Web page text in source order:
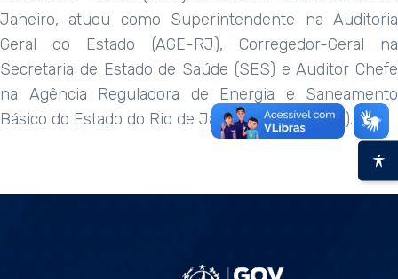
Janeiro, atuou como Superintendente na Auditoria
Geral do Estado (AGE-RJ), Corregedor-Geral na
Secretaria de Estado de Saúde (SES) e Auditor Chefe
na Agência Reguladora de Energia e Saneamento
Básico do Estado do Rio de Janeiro (AGENERSA).